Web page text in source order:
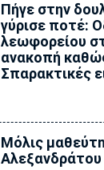
Πήγε στην
γύρισε ποτέ:
λεωφορείου
ανακοπή
Σπαρακτικές
Μόλις